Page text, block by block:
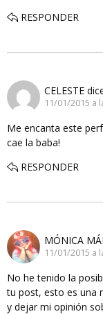
RESPONDER
CELESTE
11/01/2015 a
Me encanta este
cae la baba!
RESPONDER
MÓNICA
11/01/2015 a
No he tenido la
tu post, esto es una
y dejar mi opinión